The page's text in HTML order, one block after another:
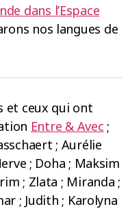
dans l’Espace
nos langues de
et ceux qui ont
Entre & Avec ;
; Aurélie
; Doha ; Maksim
; Zlata ; Miranda ;
; Judith ; Karolyna